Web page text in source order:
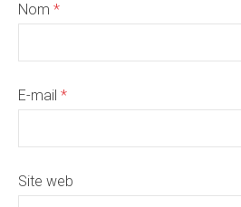
Nom *
E-mail *
Site web